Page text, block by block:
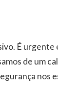
É
de um
nos